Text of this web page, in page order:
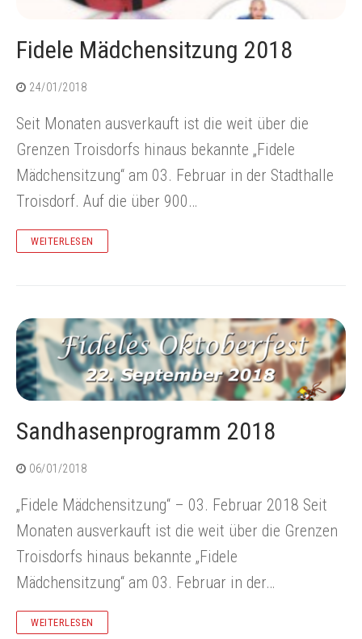
Fidele Mädchensitzung 2018
24/01/2018
Seit Monaten ausverkauft ist die weit über die
Grenzen Troisdorfs hinaus bekannte „Fidele
Mädchensitzung“ am 03. Februar in der Stadthalle
Troisdorf. Auf die über 900…
WEITERLESEN
Sandhasenprogramm 2018
06/01/2018
„Fidele Mädchensitzung“ – 03. Februar 2018 Seit
Monaten ausverkauft ist die weit über die Grenzen
Troisdorfs hinaus bekannte „Fidele
Mädchensitzung“ am 03. Februar in der…
WEITERLESEN